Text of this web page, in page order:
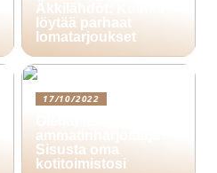
Äkkilähdöt: Kuinka
löytää parhaat
lomatarjoukset
17/10/2022
ammatinharjoittaja?
Sisusta oma
kotitoimistosi